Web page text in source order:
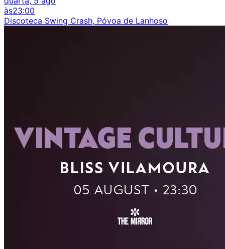
às23:00
Discoteca Swing Crash, Póvoa de Lanhoso